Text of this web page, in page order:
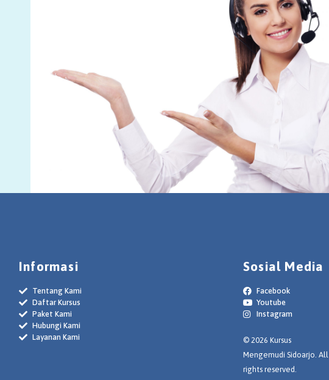
Informasi
Tentang Kami
Daftar Kursus
Paket Kami
Hubungi Kami
Layanan Kami
Sosial Media
Facebook
Youtube
Instagram
© 2026 Kursus
Mengemudi Sidoarjo. All
rights reserved.